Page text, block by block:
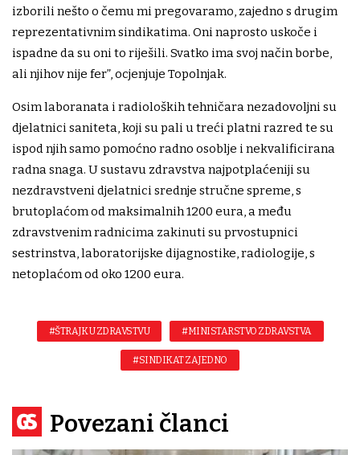
izborili nešto o čemu mi pregovaramo, zajedno s drugim
reprezentativnim sindikatima. Oni naprosto uskoče i
ispadne da su oni to riješili. Svatko ima svoj način borbe,
ali njihov nije fer”, ocjenjuje Topolnjak.
Osim laboranata i radioloških tehničara nezadovoljni su
djelatnici saniteta, koji su pali u treći platni razred te su
ispod njih samo pomoćno radno osoblje i nekvalificirana
radna snaga. U sustavu zdravstva najpotplaćeniji su
nezdravstveni djelatnici srednje stručne spreme, s
brutoplaćom od maksimalnih 1200 eura, a među
zdravstvenim radnicima zakinuti su prvostupnici
sestrinstva, laboratorijske dijagnostike, radiologije, s
netoplaćom od oko 1200 eura.
#ŠTRAJK U ZDRAVSTVU #MINISTARSTVO ZDRAVSTVA
#SINDIKAT ZAJEDNO
Povezani članci